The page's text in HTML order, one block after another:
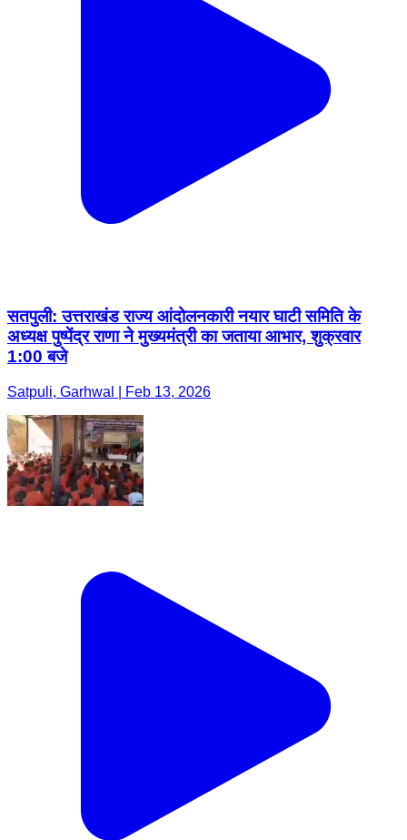
सतपुली: उत्तराखंड राज्य आंदोलनकारी नयार घाटी समिति के
अध्यक्ष पुष्पेंद्र राणा ने मुख्यमंत्री का जताया आभार, शुक्रवार
1:00 बजे
Satpuli, Garhwal | Feb 13, 2026